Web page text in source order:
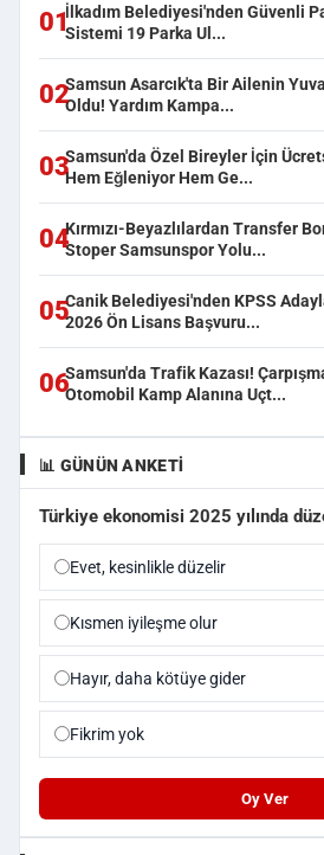
01İlkadım Belediyesi'nden Güvenli
Sistemi 19 Parka Ul...
02Samsun Asarcık'ta Bir Ailenin
Oldu! Yardım Kampa...
03Samsun'da Özel Bireyler İçin
Hem Eğleniyor Hem Ge...
04Kırmızı-Beyazlılardan Transfer
Stoper Samsunspor Yolu...
05Canik Belediyesi'nden KPSS
2026 Ön Lisans Başvuru...
06Samsun'da Trafik Kazası!
Otomobil Kamp Alanına Uçt...
📊 GÜNÜN ANKETI
Türkiye ekonomisi 2025 yılında
Evet, kesinlikle düzelir
Kısmen iyileşme olur
Hayır, daha kötüye gider
Fikrim yok
Oy Ver